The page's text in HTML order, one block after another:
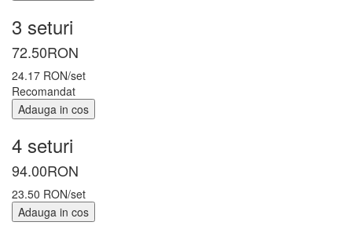
3 seturi
72.50RON
24.17 RON/set
Recomandat
Adauga in cos
4 seturi
94.00RON
23.50 RON/set
Adauga in cos